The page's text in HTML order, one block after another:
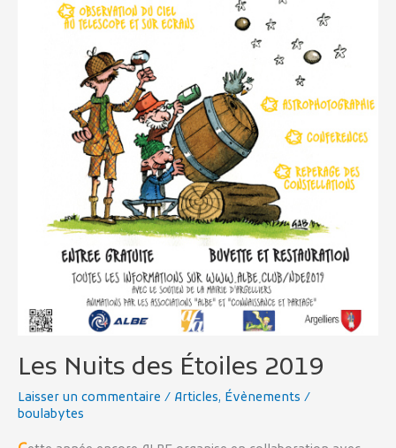
Les Nuits des Étoiles 2019
Laisser un commentaire / Articles, Évènements /
boulabytes